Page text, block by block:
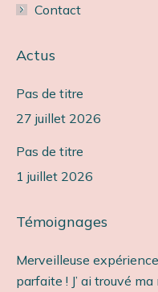
Contact
Actus
Pas de titre
27 juillet 2026
Pas de titre
1 juillet 2026
Témoignages
Merveilleuse
parfaite ! J’ ai trouvé